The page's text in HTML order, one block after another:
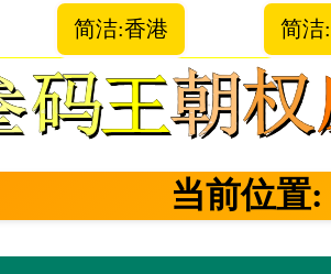
简洁:香港 简洁
当前位置: